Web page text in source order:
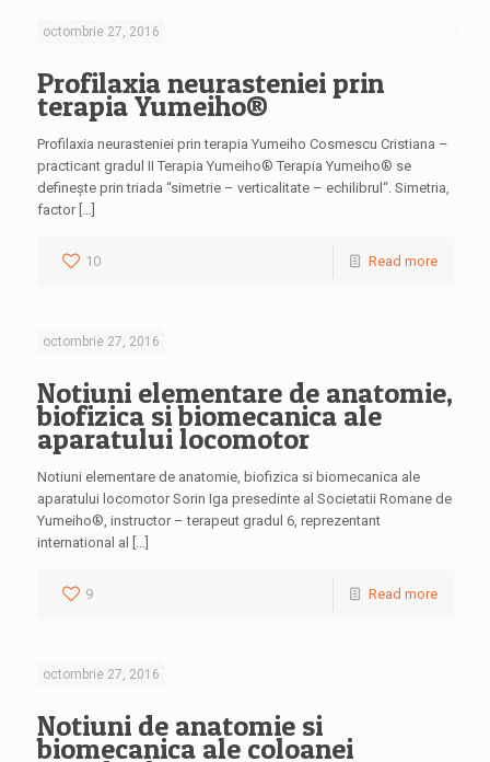
octombrie 27, 2016
Profilaxia neurasteniei prin
terapia Yumeiho®
Profilaxia neurasteniei prin terapia Yumeiho Cosmescu Cristiana –
practicant gradul II Terapia Yumeiho® Terapia Yumeiho® se
defineşte prin triada “simetrie – verticalitate – echilibrul“. Simetria,
factor […]
10 Read more
octombrie 27, 2016
Notiuni elementare de anatomie,
biofizica si biomecanica ale
aparatului locomotor
Notiuni elementare de anatomie, biofizica si biomecanica ale
aparatului locomotor Sorin Iga presedinte al Societatii Romane de
Yumeiho®, instructor – terapeut gradul 6, reprezentant
international al […]
9 Read more
octombrie 27, 2016
Notiuni de anatomie si
biomecanica ale coloanei